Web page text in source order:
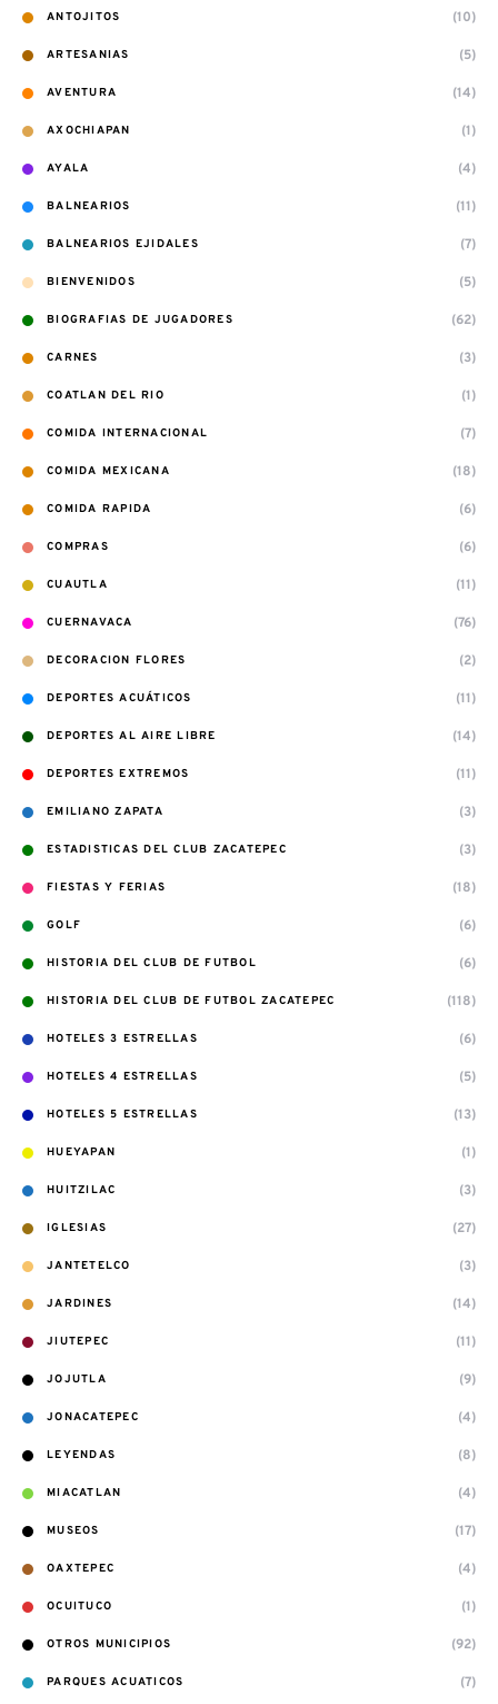
ANTOJITOS (10)
ARTESANIAS (5)
AVENTURA (14)
AXOCHIAPAN (1)
AYALA (4)
BALNEARIOS (11)
BALNEARIOS EJIDALES (7)
BIENVENIDOS (5)
BIOGRAFIAS DE JUGADORES (62)
CARNES (3)
COATLAN DEL RIO (1)
COMIDA INTERNACIONAL (7)
COMIDA MEXICANA (18)
COMIDA RAPIDA (6)
COMPRAS (6)
CUAUTLA (11)
CUERNAVACA (76)
DECORACION FLORES (2)
DEPORTES ACUÁTICOS (11)
DEPORTES AL AIRE LIBRE (14)
DEPORTES EXTREMOS (11)
EMILIANO ZAPATA (3)
ESTADISTICAS DEL CLUB ZACATEPEC (3)
FIESTAS Y FERIAS (18)
GOLF (6)
HISTORIA DEL CLUB DE FUTBOL (6)
HISTORIA DEL CLUB DE FUTBOL ZACATEPEC (118)
HOTELES 3 ESTRELLAS (6)
HOTELES 4 ESTRELLAS (5)
HOTELES 5 ESTRELLAS (13)
HUEYAPAN (1)
HUITZILAC (3)
IGLESIAS (27)
JANTETELCO (3)
JARDINES (14)
JIUTEPEC (11)
JOJUTLA (9)
JONACATEPEC (4)
LEYENDAS (8)
MIACATLAN (4)
MUSEOS (17)
OAXTEPEC (4)
OCUITUCO (1)
OTROS MUNICIPIOS (92)
PARQUES ACUATICOS (7)